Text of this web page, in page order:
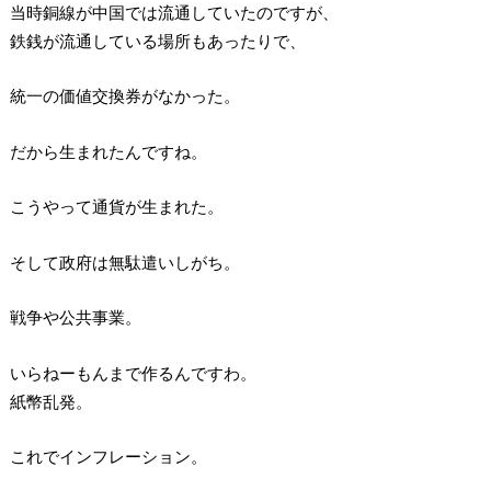
当時銅線が中国では流通していたのですが、
鉄銭が流通している場所もあったりで、
統一の価値交換券がなかった。
だから生まれたんですね。
こうやって通貨が生まれた。
そして政府は無駄遣いしがち。
戦争や公共事業。
いらねーもんまで作るんですわ。
紙幣乱発。
これでインフレーション。